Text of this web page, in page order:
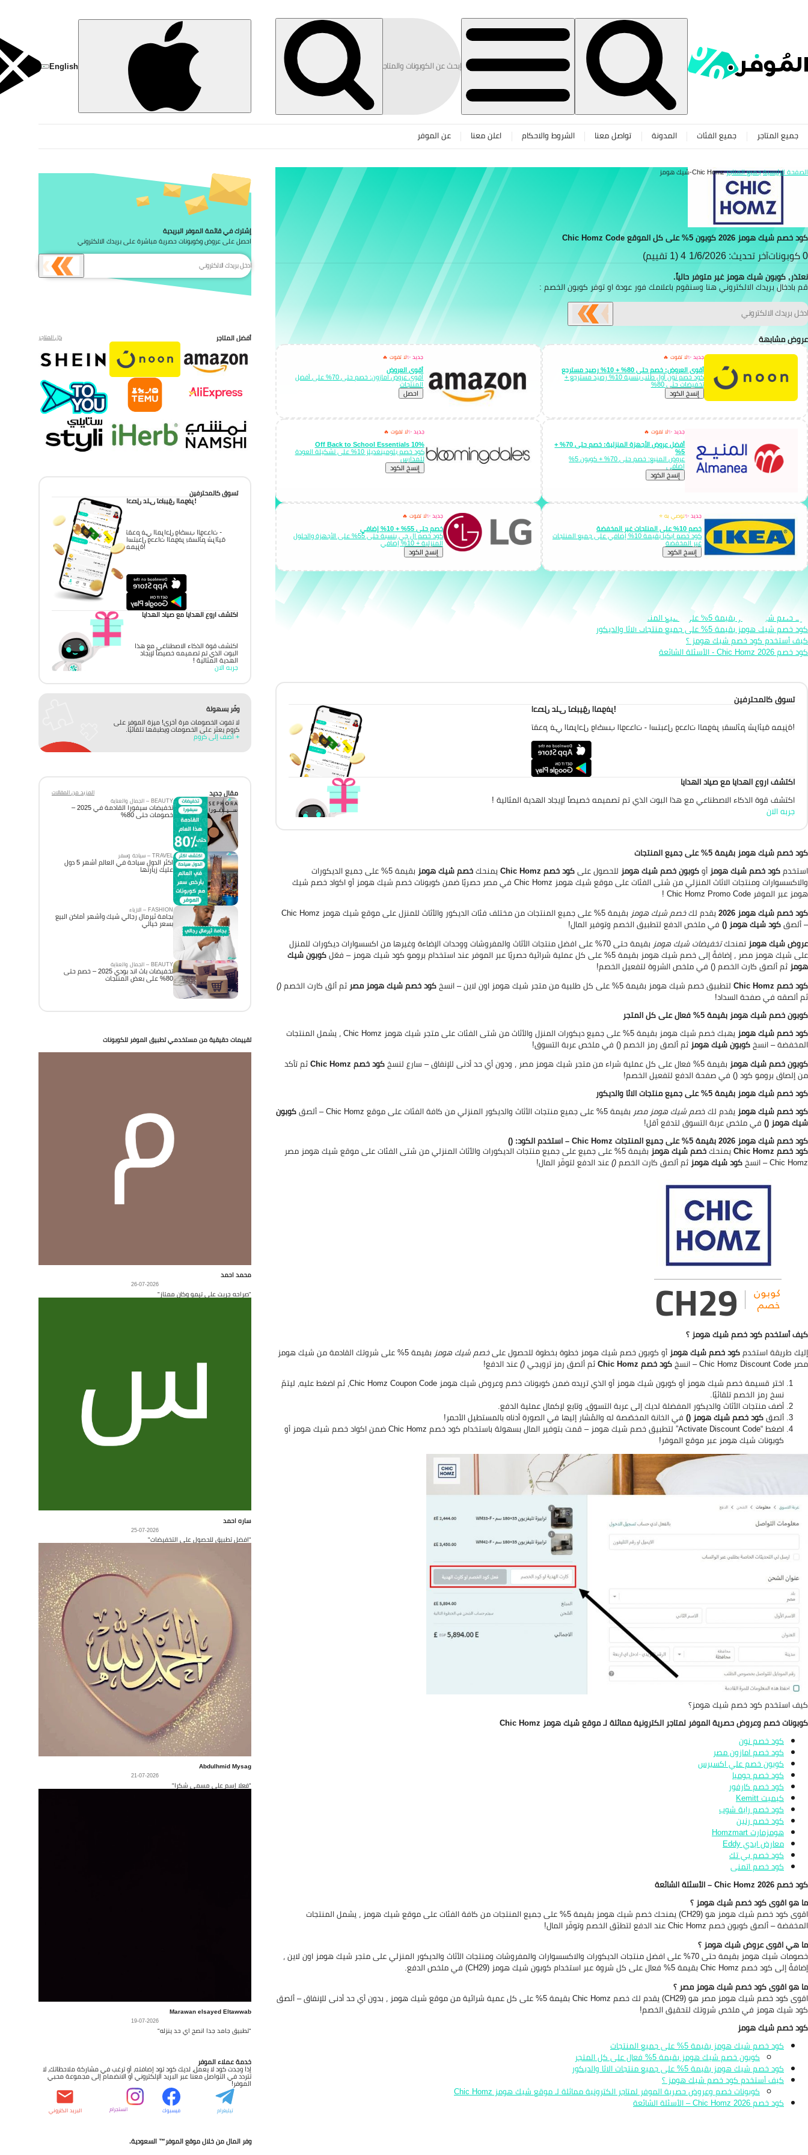
English
جميع المتاجر جميع الفئات المدونة تواصل معنا الشروط والاحكام اعلن معنا عن الموفر
كود خصم شيك هومز 2026 كوبون 5% على كل الموقع Chic Homz Code
0 كوبونات آخر تحديث: 1/6/2026 4 (1 تقييم)
نعتذر, كوبون شيك هومز غير متوفر حالياً.
قم بادخال بريدك الالكتروني هنا وسنقوم باعلامك فور عودة او توفر كوبون الخصم :
عروض مشابهة
جديد ✨لا تفوت 🔥
أقوى العروض: خصم حتى 80% + 10% رصيد مسترجع
كود خصم نون أول طلب بنسبة 10% رصيد مسترجع +
تخفيضات حتى 80%
إِنسخ الكود
جديد ✨لا تفوت 🔥
أقوى العروض
أقوى عروض امازون: خصم حتى 70% على أفضل
المنتجات
احصل
جديد ✨لا تفوت 🔥
أفضل عروض الأجهزة المنزلية: خصم حتى 70% +
5%
عروض المنيع: خصم حتى 70% + كوبون 5%
إضافي
إِنسخ الكود
جديد ✨لا تفوت 🔥
10% Off Back to School Essentials
كود خصم بلومينغديلز 10% على تشكيلة العودة
للمدارس
إِنسخ الكود
جديد ✨نوصي به ⭐
خصم 10% على المنتجات غير المخفضة
كود خصم ايكيا بقيمة 10% إضافي على جميع المنتجات
غير المخفضة
إِنسخ الكود
جديد ✨لا تفوت 🔥
خصم حتى 55% + 10% إضافي
كود خصم ال جي بنسبة حتى 55% على الأجهزة والحلول
المنزلية + 10% إضافي
إِنسخ الكود
روابط مختصرة
كود خصم شيك هومز بقيمة 5% على جميع المنتجات
كود خصم شيك هومز بقيمة 5% على جميع منتجات الاثا والديكور
كيف أستخدم كود خصم شيك هومز ؟
كود خصم Chic Homz 2026 - الأسئلة الشائعة
الصفحة الرئيسيةجميع المتاجرChic Homz-شيك هومز
تسوق كالمحترفين
احصل على تطبيق الموفر!
تقدم في المراحل واكسب الوحدات - استبدل وحدات الموفر بقسائم شرائية مميزة!
اكتشف اروع الهدايا مع صياد الهدايا
اكتشف قوة الذكاء الاصطناعي مع هذا البوت الذي تم تصميمه خصيصاً لإيجاد الهدية المثالية !
جربه الان
كود خصم شيك هومز بقيمة 5% على جميع المنتجات
استخدمكود خصم شيك هومز أوكوبون خصم شيك هومز للحصول علىكود خصم Chic Homz يمنحكخصم شيك هومز بقيمة 5% على جميع الديكورات
والاكسسوارات ومنتجات الاثاث المنزلي من شتى الفئات على موقع شيك هومز Chic Homz في مصر حصريًا ضمن كوبونات خصم شيك هومز أو اكواد خصم شيك
هومز عبر الموفر Chic Homz Promo Code !
كود خصم شيك هومز 2026
يقدم لكخصم شيك هومز بقيمة 5% على جميع المنتجات من مختلف فئات الديكور والأثاث للمنزل على موقع شيك هومز Chic Homz
– ألصقكود شيك هومز () في ملخص الدفع لتطبيق الخصم وتوفير المال!
عروض شيك هومز تمنحكتخفيضات شيك هومز بقيمة حتى 70% على افضل منتجات الأثاث والمفروشات ووحدات الإضاءة وغيرها من اكسسوارات ديكورات للمنزل
على شيك هومز مصر ، إضافةً إلى خصم شيك هومز بقيمة 5% على كل عملية شرائية حصريًا عبر الموفر عند استخدام برومو كود شيك هومز – فعّل كوبون شيك
هومز ثم ألصق كارت الخصم () في ملخص الشروة لتفعيل الخصم!
كود خصم Chic Homz
لتطبيق خصم شيك هومز بقيمة 5% على كل طلبية من متجر شيك هومز اون لاين – انسخ كود خصم شيك هومز مصر ثم ألق كارت الخصم()
ثم ألصقه في صفحة السداد!
كوبون خصم شيك هومز بقيمة 5% فعال على كل المتجر
كود خصم شيك هومز
يهبك خصم شيك هومز بقيمة 5% على جميع ديكورات المنزل والأثاث من شتى الفئات على متجر شيك هومز Chic Homz ، يشمل المنتجات
المخفضة – انسخكوبون شيك هومز ثم ألصق رمز الخصم () في ملخص عربة التسوق!
كوبون خصم شيك هومز بقيمة 5% فعال على كل عملية شراء من متجر شيك هومز مصر ، ودون أي حد أدنى للإنفاق – سارع لنسخ كود خصم Chic Homz ثم تأكد
من إلصاق برومو كود () في صفحة الدفع لتفعيل الخصم!
كود خصم شيك هومز بقيمة 5% على جميع منتجات الاثا والديكور
كود خصم شيك هومز يقدم لك خصم شيك هومز مصر بقيمة 5% على جميع منتجات الأثاث والديكور المنزلي من كافة الفئات على موقع Chic Homz – ألصق كوبون
شيك هومز () في ملخص عربة التسوق لتدفع أقل!
كود خصم شيك هومز 2026 بقيمة 5% على جميع المنتجات Chic Homz – استخدم الكود: ()
كود خصم Chic Homz يمنحكخصم شيك هومز بقيمة 5% على جميع على جميع منتجات الديكورات والأثاث المنزلي من شتى الفئات على موقع شيك هومز مصر
Chic Homz – انسخ كود شيك هومز ثم ألصق كارت الخصم()عند الدفع لتوفّر المال!
كيف أستخدم كود خصم شيك هومز ؟
إليك طريقة استخدمكود خصم شيك هومز أو كوبون خصم شيك هومز خطوة بخطوة للحصول علىخصم شيك هومز بقيمة 5% على شروتك القادمة من شيك هومز
مصر Chic Homz Discount Code – انسخ كود خصم Chic Homz ثم ألصق رمز ترويجي()عند الدفع!
اختر قسيمة خصم شيك هومز أو كوبون شيك هومز أو الذي تريده ضمن كوبونات خصم وعروض شيك هومز Chic Homz Coupon Code، ثم اضغط عليه، ليتمّ
نسخ رمز الخصم تلقائيًا.
أضف منتجات الأثاث والديكور المفضلة لديك إلى عربة التسوق، وتابع لإكمال عملية الدفع.
ألصقكود خصم شيك هومز () في الخانة المخصّصة له والمُشار إليها في الصورة أدناه بالمستطيل الأحمر!
اضغط “Activate Discount Code” لتطبيق خصم شيك هومز – قمت بتوفير المال بسهولة باستخدام كود خصم Chic Homz ضمن اكواد خصم شيك هومز أو
كوبونات شيك هومز عبر موقع الموفر!
كيف استخدم كود خصم شيك هومز؟
كوبونات خصم وعروض حصرية الموفر لمتاجر الكترونية مماثلة لـ موقع شيك هومز Chic Homz
كود خصم نون
كود خصم امازون مصر
كوبون خصم علي اكسبرس
كود خصم جوميا
كود خصم كارفور
كيميت Kemitt
كود خصم راية شوب
كود خصم رنين
هومزمارت Homzmart
معارض ايدي Eddy
كود خصم بي تك
كود خصم اتمنى
كود خصم Chic Homz 2026 – الأسئلة الشائعة
ما هو اقوى كود خصم شيك هومز ؟
اقوى كود خصم شيك هومز هو (CH29) يمنحك خصم شيك هومز بقيمة 5% على جميع المنتجات من كافة الفئات على موقع شيك هومز ، يشمل المنتجات
المخفضة – ألصق كوبون خصم Chic Homz عند الدفع لتطبّق الخصم وتوفّر المال!
ما هي اقوى عروض شيك هومز ؟
خصومات شيك هومز بقيمة حتى 70% على افضل منتجات الديكورات والاكسسوارات والمفروشات ومنتجات الأثاث والديكور المنزلي على متجر شيك هومز اون لاين ،
إضافةً إلى كود خصم Chic Homz بقيمة 5% فعال على كل شروة عبر استخدام كوبون شيك هومز (CH29) في ملخص الدفع.
ما هو اقوى كود خصم شيك هومز مصر ؟
اقوى كود خصم شيك هومز مصر هو (CH29) يقدم لك خصم Chic Homz بقيمة 5% على كل عمية شرائية من موقع شيك هومز ، بدون أي حد أدنى للإنفاق – ألصق
كود شيك هومز في ملخص شروتك لتحقيق الخصم!
كود خصم شيك هومز
كود خصم شيك هومز بقيمة 5% على جميع المنتجات
كوبون خصم شيك هومز بقيمة 5% فعال على كل المتجر
كود خصم شيك هومز بقيمة 5% على جميع منتجات الاثا والديكور
كيف أستخدم كود خصم شيك هومز ؟
كوبونات خصم وعروض حصرية الموفر لمتاجر الكترونية مماثلة لـ موقع شيك هومز Chic Homz
كود خصم Chic Homz 2026 – الأسئلة الشائعة
إشترك في قائمة الموفر البريدية
احصل على عروض وكوبونات حصرية مباشرة على بريدك الالكتروني
أفضل المتاجر كل المتاجر
تسوق كالمحترفين
احصل على تطبيق الموفر!
تقدم في المراحل واكسب الوحدات -
استبدل وحدات الموفر بقسائم شرائية
مميزة!
اكتشف اروع الهدايا مع صياد الهدايا
اكتشف قوة الذكاء الاصطناعي مع هذا
البوت الذي تم تصميمه خصيصاً لإيجاد
الهدية المثالية !
جربه الان
وفّر بسهولة
لا تفوت الخصومات مرة أخرى! ميزة الموفر على
كروم يعثر على الخصومات ويطبقها تلقائيًا.
+ أضف إلى كروم
مقال جديد
المزيد من المقالات
BEAUTY – الجمال والعناية
تخفيضات سيفورا القادمة في 2025 –
خصومات حتى 80%
TRAVEL – سياحة وسفر
اكثر الدول سياحة في العالم أشهر 5 دول
عليك زيارتها
FASHION – الازياء
بجامة ثيرمال رجالي شيك وأشهر أماكن البيع
بسعر خيالي
BEAUTY – الجمال والعناية
تخفيضات باث اند بودي 2025 – خصم حتى
80% على بعض المنتجات
تقييمات حقيقية من مستخدمي تطبيق الموفر للكوبونات
محمد احمد
26-07-2026
"صراحه جربت على تيمو وكان ممتاز"
ساره احمد
25-07-2026
"افضل تطبيق للحصول على التخفيضات"
Abdulhmid Mysag
21-07-2026
"فعلا إسم على مسمى شكرا"
Marawan elsayed Eltawwab
19-07-2026
"تطبيق جامد جدا انصح اي حد ينزله"
خدمة عملاء الموفر
إذا وجدت كود لا يعمل، لديك كود تود إضافته، أو ترغب في مشاركة ملاحظاتك، لا
تتردد في التواصل معنا عبر البريد الإلكتروني أو الانضمام إلى مجموعة محبي
الموفر!
تيليغرام فيسبوك انستجرام البريد الكتروني
وفر المال من خلال موقع الموفر™ السعودية.